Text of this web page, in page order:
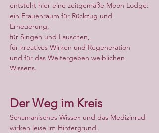
entsteht hier eine zeitgemäße Moon Lodge:
ein Frauenraum für Rückzug und
Erneuerung,
für Singen und Lauschen,
für kreatives Wirken und Regeneration
und für das Weitergeben weiblichen
Wissens.
Der Weg im Kreis
Schamanisches Wissen und das Medizinrad
wirken leise im Hintergrund.